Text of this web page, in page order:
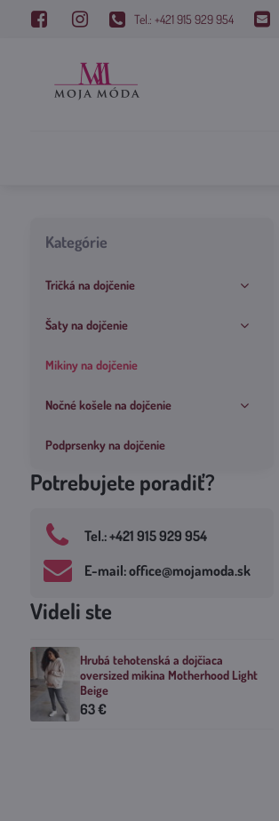
Tel.: +421 915 929 954
Kategórie
Tričká na dojčenie
Šaty na dojčenie
Mikiny na dojčenie
Nočné košele na dojčenie
Podprsenky na dojčenie
Potrebujete poradiť?
Tel​.: +421 915 929 954
E-mail: office​@mojamoda​.sk
Videli ste
Hrubá tehotenská a dojčiaca
oversized mikina Motherhood Light
Beige
63 €